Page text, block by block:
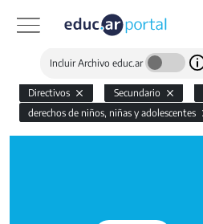
Incluir Archivo educ.ar
Directivos Secundario
derechos de niños, niñas y adolescentes